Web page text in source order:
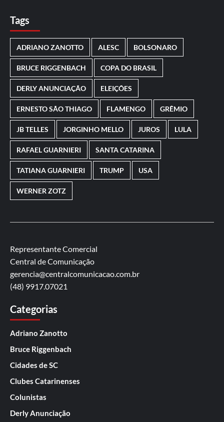
Tags
ADRIANO ZANOTTO ALESC BOLSONARO
BRUCE RIGGENBACH COPA DO BRASIL
DERLY ANUNCIAÇÃO ELEIÇÕES
ERNESTO SÃO THIAGO FLAMENGO GRÊMIO
JB TELLES JORGINHO MELLO JUROS LULA
RAFAEL GUARNIERI SANTA CATARINA
TATIANA GUARNIERI TRUMP USA
WERNER ZOTZ
Representante Comercial
Central de Comunicação
gerencia@centralcomunicacao.com.br
(48) 9917.07021
Categorias
Adriano Zanotto
Bruce Riggenbach
Cidades de SC
Clubes Catarinenses
Colunistas
Derly Anunciação